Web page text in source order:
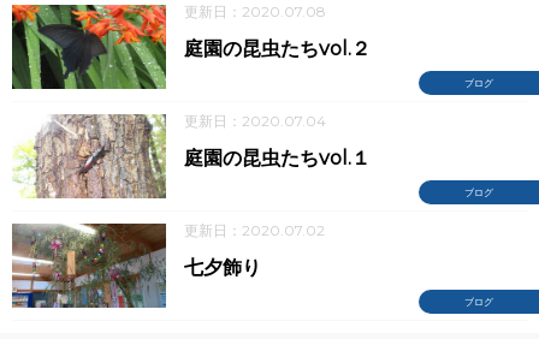
更新日：2020.07.08
ブログ
庭園の昆虫たちvol.２
更新日：2020.07.04
ブログ
庭園の昆虫たちvol.１
更新日：2020.07.02
ブログ
七夕飾り